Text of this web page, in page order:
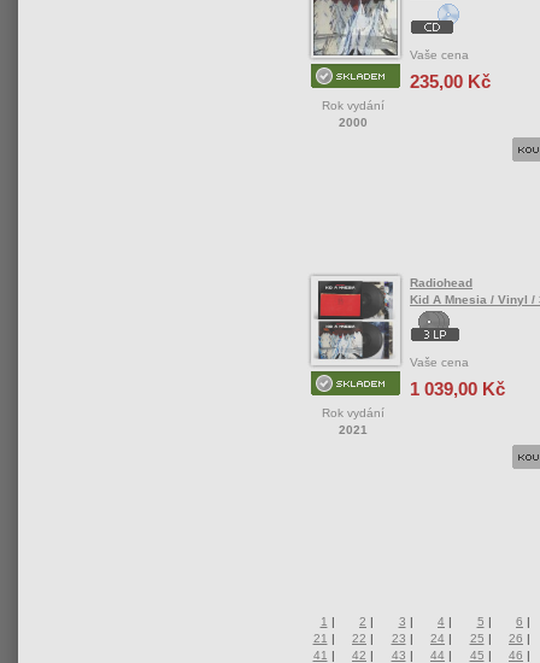
Rok vydání
2000
Vaše cena
235,00 Kč
Rok vydání
2021
Radiohead
Kid A Mnesia / Vinyl /
Vaše cena
1 039,00 Kč
1 | 2 | 3 | 4 | 5 | 6 |
21 | 22 | 23 | 24 | 25 | 26 |
41 | 42 | 43 | 44 | 45 | 46 |